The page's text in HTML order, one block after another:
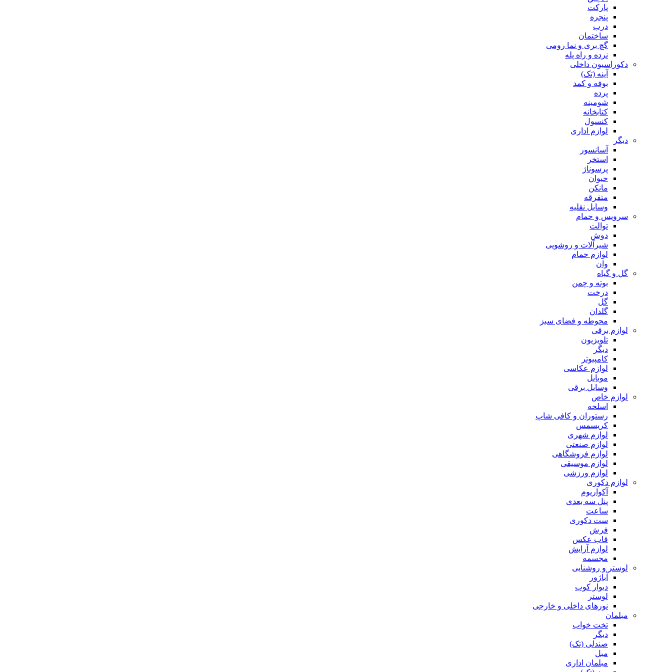
پارکت
پنجره
درب
ساختمان
گچ بری و نما رومی
نرده و راه پله
دکوراسیون داخلی
آینه (تک)
بوفه و کمد
پرده
شومینه
کتابخانه
کنسول
لوازم اداری
دیگر
آسانسور
استخر
پرسوناژ
حیوان
مانکن
متفرقه
وسایل نقلیه
سرویس و حمام
توالت
دوش
شیرآلات و روشویی
لوازم حمام
وان
گل و گیاه
بوته و چمن
درخت
گل
گلدان
محوطه و فضای سبز
لوازم برقی
تلویزیون
دیگر
کامپیوتر
لوازم عکاسی
موبایل
وسایل برقی
لوازم خاص
اسلحه
رستوران و کافی شاپ
کریسمس
لوازم شهری
لوازم صنعتی
لوازم فروشگاهی
لوازم موسیقی
لوازم ورزشی
لوازم دکوری
آکواریوم
پنل سه بعدی
ساعت
ست دکوری
فرش
قاب عکس
لوازم آرایش
مجسمه
لوستر و روشنایی
آباژور
دیوار کوب
لوستر
نورهای داخلی و خارجی
مبلمان
تخت خواب
دیگر
صندلی (تک)
مبل
مبلمان اداری